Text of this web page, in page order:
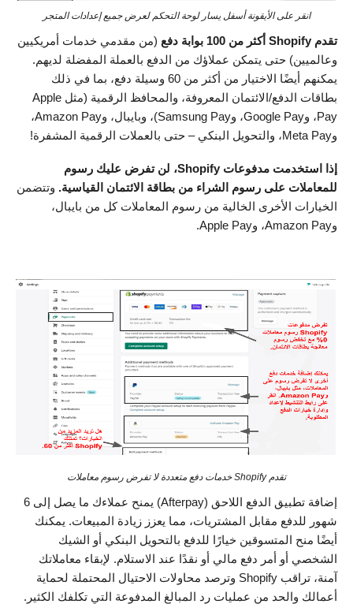
انقر على الأيقونة أسفل يسار لوحة التحكم لعرض جميع إعدادات المتجر
تقدم Shopify أكثر من 100 بوابة دفع
(من مقدمي خدمات أمريكيين
وعالميين) حتى يتمكن عملاؤك من الدفع بالعملة المفضلة لديهم.
يمكنهم أيضًا الاختيار من أكثر من 60 وسيلة دفع، بما في ذلك
بطاقات الدفع/الائتمان المعروفة، والمحافظ الرقمية (مثل Apple
Pay، وGoogle Pay، وSamsung Pay)، وبايبال، وAmazon Pay،
وMeta Pay، والتحويل البنكي – حتى بالعملات الرقمية المشفرة!
إذا استخدمت مدفوعات Shopify، لن تفرض عليك رسوم
للمعاملات على رسوم الشراء من بطاقة الائتمان القياسية. وتتضمن
الخيارات الأخرى الخالية من رسوم المعاملات كل من بايبال،
وAmazon Pay، وApple Pay.
تقدم Shopify خدمات دفع متعددة لا تفرض رسوم معاملات
إضافة تطبيق الدفع اللاحق (Afterpay) يمنح عملاءك ما يصل إلى 6
شهور للدفع مقابل المشتريات، مما يعزز زيادة المبيعات. يمكنك
أيضًا منح المتسوقين خيارًا للدفع بالتحويل البنكي أو الشيك
الشخصي أو أمر دفع مالي أو نقدًا عند الاستلام. لإبقاء معاملاتك
آمنة، تراقب Shopify وترصد محاولات الاحتيال المحتملة لحماية
أعمالك والحد من عمليات رد المبالغ المدفوعة التي تكلفك الكثير.